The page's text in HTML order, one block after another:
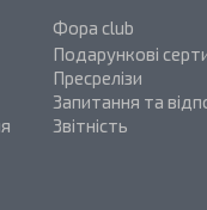
Фора club
Подарункові
Пресрелізи
Запитання та
Звітність